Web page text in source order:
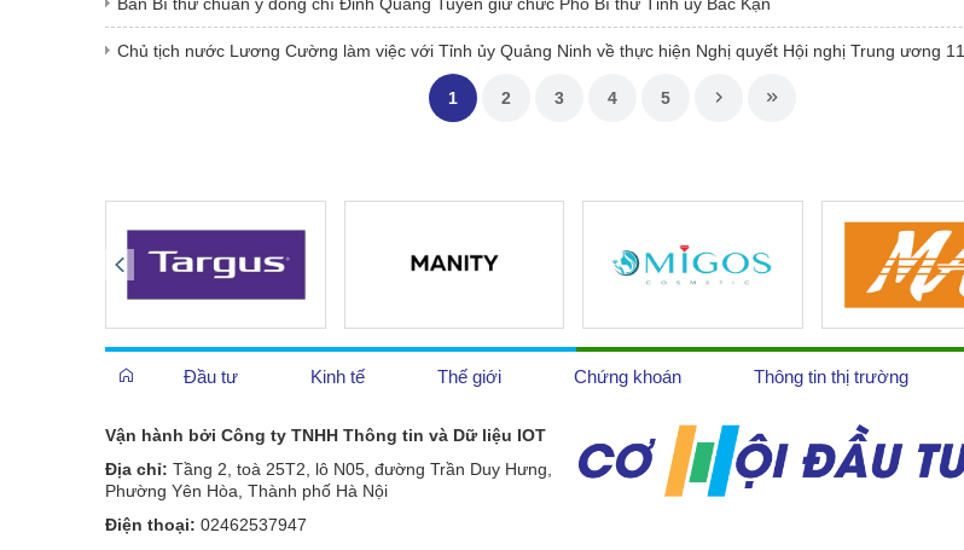
Chủ tịch nước Lương Cường làm việc với Tỉnh ủy Quảng Ninh về thực hiện Nghị quyết Hội nghị Trung ương
1 2 3 4 5
Đầu tư Kinh tế Thế giới Chứng khoán Thông tin thị trường
Vận hành bởi Công ty TNHH Thông tin và Dữ liệu IOT
Địa chỉ: Tầng 2, toà 25T2, lô N05, đường Trần Duy Hưng,
Phường Yên Hòa, Thành phố Hà Nội
Điện thoại: 02462537947